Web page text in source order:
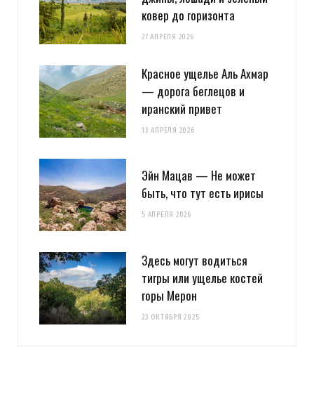
ковер до горизонта
27 АПРЕЛЯ 2026
Красное ущелье Аль Ахмар
— дорога беглецов и
иранский привет
13 АПРЕЛЯ 2026
Эйн Мацав — Не может
быть, что тут есть ирисы
5 АПРЕЛЯ 2026
Здесь могут водиться
тигры или ущелье костей
горы Мерон
23 ОКТЯБРЯ 2025